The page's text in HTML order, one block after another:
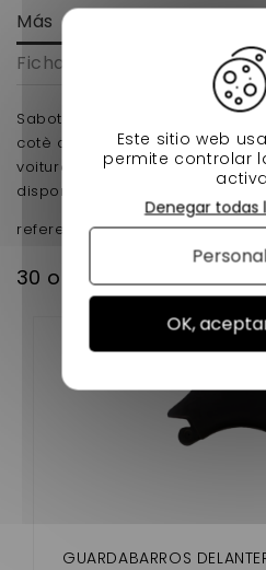
Más
Ficha técnica
Sabot arriere droit aixam
cotè arriere du pare-chocs
voiture en matière ABS est
disponible chez nessycar
reference d'origine : 7W024A
30 otros productos en
GUARDABARROS
Este sitio web
permite controlar
OK,
Denegar todas